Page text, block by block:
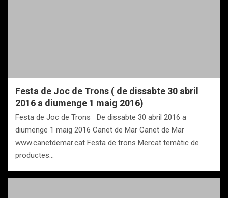
Festa de Joc de Trons ( de dissabte 30 abril
2016 a diumenge 1 maig 2016)
Festa de Joc de Trons De dissabte 30 abril 2016 a
diumenge 1 maig 2016 Canet de Mar Canet de Mar
www.canetdemar.cat Festa de trons Mercat temàtic de
productes…